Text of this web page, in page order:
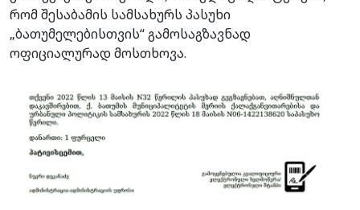
რომ შესაბამის სამსახურს პასუხი
„ბათუმელებისთვის“ გამოსაგზავნად
ოფიციალურად მოსთხოვა.